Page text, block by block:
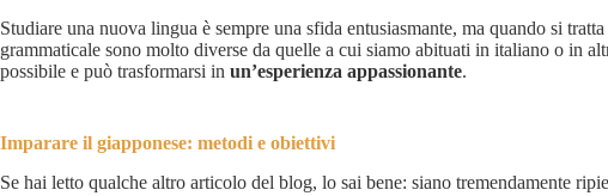
Studiare una nuova lingua è sempre una sfida entusiasmante, ma quando si
grammaticale sono molto diverse da quelle a cui siamo abituati in italiano o in
possibile e può trasformarsi in un’esperienza appassionante.
Imparare il giapponese: metodi e obiettivi
Se hai letto qualche altro articolo del blog, lo sai bene: siano tremendamente